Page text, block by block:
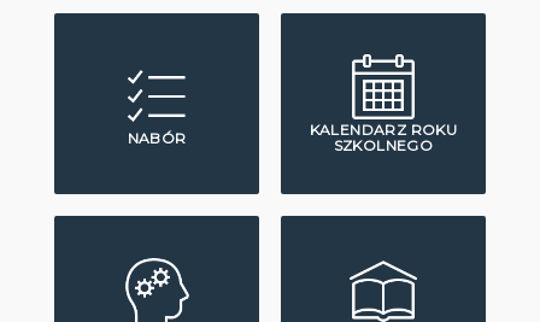
NABÓR
KALENDARZ ROKU
SZKOLNEGO